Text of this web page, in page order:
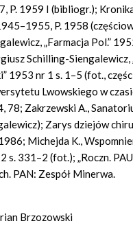
P. 1959 I (bibliogr.);
P. 1958
„Farmacja Pol.”
Schilling-
1953 nr 1 s. 1–5 (fot.,
Lwowskiego w
78; Zakrzewski A.,
Zarys dziejów
Michejda K.,
2 s. 331–2 (fot.); „Roczn.
PAN: Zespół Minerwa.
Brzozowski